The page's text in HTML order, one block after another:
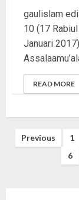
gaulislam
10 (17
Januari 2017)
READ MORE
Posts
pagination
Previous 1
6